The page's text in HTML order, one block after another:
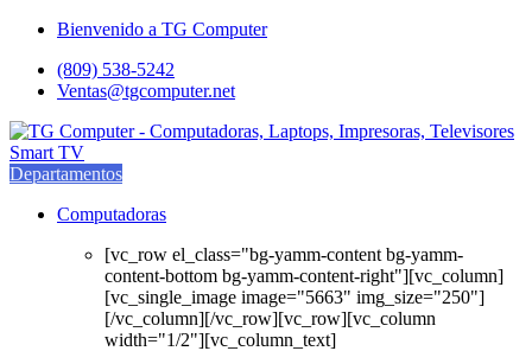
Saltar
navegación
saltar
contenido
Bienvenido a TG Computer
(809) 538-5242
Ventas@tgcomputer.net
Departamentos
Computadoras
[vc_row el_class="bg-yamm-content bg-yamm-
content-bottom bg-yamm-content-right"][vc_column]
[vc_single_image image="5663" img_size="250"]
[/vc_column][/vc_row][vc_row][vc_column
width="1/2"][vc_column_text]